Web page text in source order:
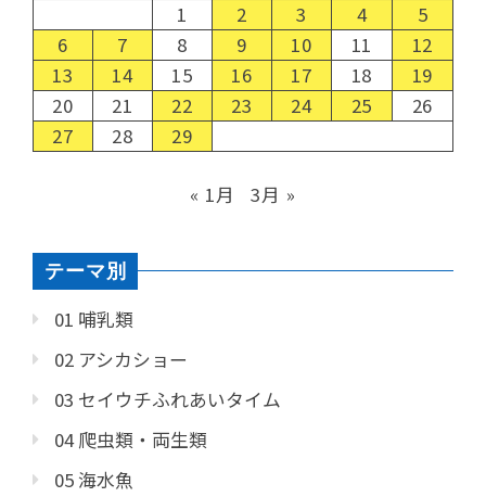
1
2 3 4
5
6
7 8 9 10 11
12
13
14 15 16 17 18
19
20
21 22 23 24 25
26
27
28 29
« 1月 3月 »
テーマ別
01 哺乳類
02 アシカショー
03 セイウチふれあいタイム
04 爬虫類・両生類
05 海水魚